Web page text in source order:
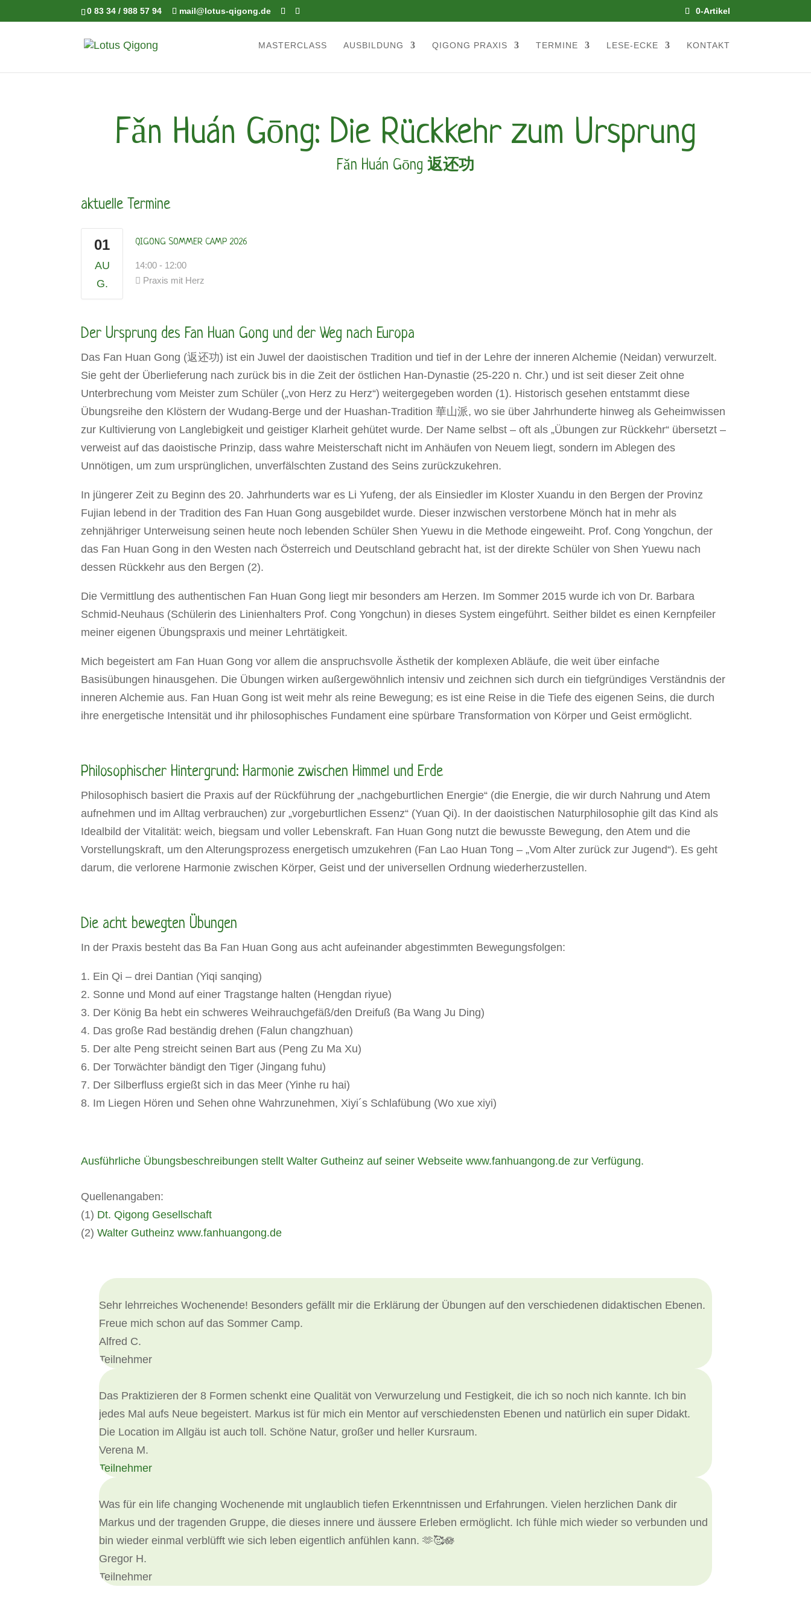
0 83 34 / 988 57 94 mail@lotus-qigong.de 0-Artikel
MASTERCLASS AUSBILDUNG QIGONG PRAXIS TERMINE LESE-ECKE KONTAKT
Fǎn Huán Gōng: Die Rückkehr zum Ursprung
Fǎn Huán Gōng 返还功
aktuelle Termine
01
AU
G.
QIGONG SOMMER CAMP 2026
14:00 - 12:00
Praxis mit Herz
Der Ursprung des Fan Huan Gong und der Weg nach Europa
Das Fan Huan Gong (返还功) ist ein Juwel der daoistischen Tradition und tief in der Lehre der inneren Alchemie (Neidan) verwurzelt.
Sie geht der Überlieferung nach zurück bis in die Zeit der östlichen Han-Dynastie (25-220 n. Chr.) und ist seit dieser Zeit ohne
Unterbrechung vom Meister zum Schüler („von Herz zu Herz“) weitergegeben worden (1). Historisch gesehen entstammt diese
Übungsreihe den Klöstern der Wudang-Berge und der Huashan-Tradition 華山派, wo sie über Jahrhunderte hinweg als Geheimwissen
zur Kultivierung von Langlebigkeit und geistiger Klarheit gehütet wurde. Der Name selbst – oft als „Übungen zur Rückkehr“ übersetzt –
verweist auf das daoistische Prinzip, dass wahre Meisterschaft nicht im Anhäufen von Neuem liegt, sondern im Ablegen des
Unnötigen, um zum ursprünglichen, unverfälschten Zustand des Seins zurückzukehren.
In jüngerer Zeit zu Beginn des 20. Jahrhunderts war es Li Yufeng, der als Einsiedler im Kloster Xuandu in den Bergen der Provinz
Fujian lebend in der Tradition des Fan Huan Gong ausgebildet wurde. Dieser inzwischen verstorbene Mönch hat in mehr als
zehnjähriger Unterweisung seinen heute noch lebenden Schüler Shen Yuewu in die Methode eingeweiht. Prof. Cong Yongchun, der
das Fan Huan Gong in den Westen nach Österreich und Deutschland gebracht hat, ist der direkte Schüler von Shen Yuewu nach
dessen Rückkehr aus den Bergen (2).
Die Vermittlung des authentischen Fan Huan Gong liegt mir besonders am Herzen. Im Sommer 2015 wurde ich von Dr. Barbara
Schmid-Neuhaus (Schülerin des Linienhalters Prof. Cong Yongchun) in dieses System eingeführt. Seither bildet es einen Kernpfeiler
meiner eigenen Übungspraxis und meiner Lehrtätigkeit.
Mich begeistert am Fan Huan Gong vor allem die anspruchsvolle Ästhetik der komplexen Abläufe, die weit über einfache
Basisübungen hinausgehen. Die Übungen wirken außergewöhnlich intensiv und zeichnen sich durch ein tiefgründiges Verständnis der
inneren Alchemie aus. Fan Huan Gong ist weit mehr als reine Bewegung; es ist eine Reise in die Tiefe des eigenen Seins, die durch
ihre energetische Intensität und ihr philosophisches Fundament eine spürbare Transformation von Körper und Geist ermöglicht.
Philosophischer Hintergrund: Harmonie zwischen Himmel und Erde
Philosophisch basiert die Praxis auf der Rückführung der „nachgeburtlichen Energie“ (die Energie, die wir durch Nahrung und Atem
aufnehmen und im Alltag verbrauchen) zur „vorgeburtlichen Essenz“ (Yuan Qi). In der daoistischen Naturphilosophie gilt das Kind als
Idealbild der Vitalität: weich, biegsam und voller Lebenskraft. Fan Huan Gong nutzt die bewusste Bewegung, den Atem und die
Vorstellungskraft, um den Alterungsprozess energetisch umzukehren (Fan Lao Huan Tong – „Vom Alter zurück zur Jugend“). Es geht
darum, die verlorene Harmonie zwischen Körper, Geist und der universellen Ordnung wiederherzustellen.
Die acht bewegten Übungen
In der Praxis besteht das Ba Fan Huan Gong aus acht aufeinander abgestimmten Bewegungsfolgen:
1. Ein Qi – drei Dantian (Yiqi sanqing)
2. Sonne und Mond auf einer Tragstange halten (Hengdan riyue)
3. Der König Ba hebt ein schweres Weihrauchgefäß/den Dreifuß (Ba Wang Ju Ding)
4. Das große Rad beständig drehen (Falun changzhuan)
5. Der alte Peng streicht seinen Bart aus (Peng Zu Ma Xu)
6. Der Torwächter bändigt den Tiger (Jingang fuhu)
7. Der Silberfluss ergießt sich in das Meer (Yinhe ru hai)
8. Im Liegen Hören und Sehen ohne Wahrzunehmen, Xiyi´s Schlafübung (Wo xue xiyi)
Ausführliche Übungsbeschreibungen stellt Walter Gutheinz auf seiner Webseite www.fanhuangong.de zur Verfügung.
Quellenangaben:
(1) Dt. Qigong Gesellschaft
(2)Walter Gutheinz www.fanhuangong.de
Sehr lehrreiches Wochenende! Besonders gefällt mir die Erklärung der Übungen auf den verschiedenen didaktischen Ebenen.
Freue mich schon auf das Sommer Camp.
Alfred C.
Teilnehmer
Das Praktizieren der 8 Formen schenkt eine Qualität von Verwurzelung und Festigkeit, die ich so noch nich kannte. Ich bin
jedes Mal aufs Neue begeistert. Markus ist für mich ein Mentor auf verschiedensten Ebenen und natürlich ein super Didakt.
Die Location im Allgäu ist auch toll. Schöne Natur, großer und heller Kursraum.
Verena M.
Teilnehmer
Was für ein life changing Wochenende mit unglaublich tiefen Erkenntnissen und Erfahrungen. Vielen herzlichen Dank dir
Markus und der tragenden Gruppe, die dieses innere und äussere Erleben ermöglicht. Ich fühle mich wieder so verbunden und
bin wieder einmal verblüfft wie sich leben eigentlich anfühlen kann. 🫶🥰🪷
Gregor H.
Teilnehmer